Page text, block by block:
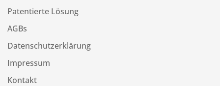
Patentierte Lösung
AGBs
Datenschutzerklärung
Impressum
Kontakt